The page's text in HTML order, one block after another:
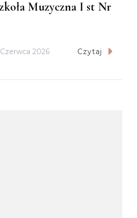
Muzyczna I st Nr
2026 Czytaj